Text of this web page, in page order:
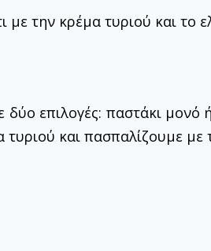
με την κρέμα τυριού και το
δύο επιλογές: παστάκι
και πασπαλίζουμε με